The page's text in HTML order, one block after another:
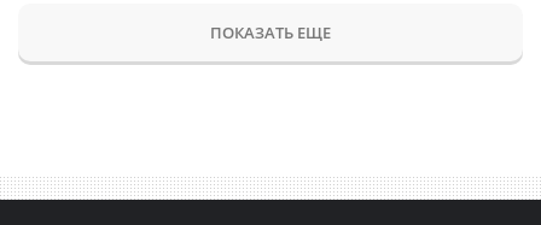
ПОКАЗАТЬ ЕЩЕ